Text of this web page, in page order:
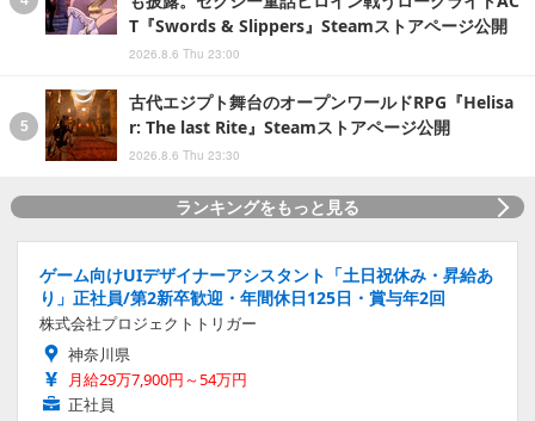
てレッキング・ボールと激突
も披露。セクシー童話ヒロイン戦うローグライトAC
T『Swords & Slippers』Steamストアページ公開
2026.8.6 Thu 23:00
古代エジプト舞台のオープンワールドRPG『Helisa
r: The last Rite』Steamストアページ公開
2026.8.6 Thu 23:30
ランキングをもっと見る
ゲーム向けUIデザイナーアシスタント「土日祝休み・昇給あ
り」正社員/第2新卒歓迎・年間休日125日・賞与年2回